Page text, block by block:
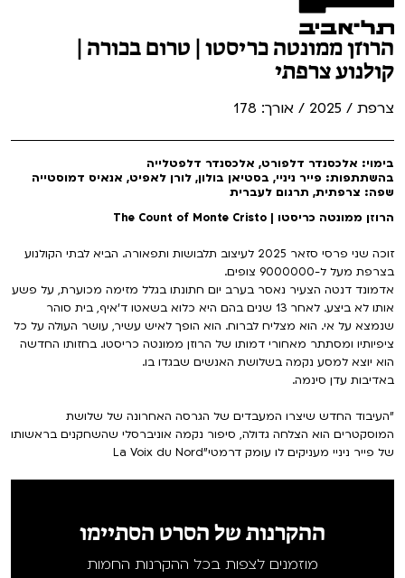
הרוזן ממונטה כריסטו | טרום בכורה |
קולנוע צרפתי
צרפת / 2025 / אורך: 178
בימוי: אלכסנדר דלפורט, אלכסנדר דלפטלייה
בהשתתפות: פייר ניניי, בסטיאן בולון, לורן לאפיט, אנאיס דמוסטייה
שפה: צרפתית, תרגום לעברית
הרוזן ממונטה כריסטו | The Count of Monte Cristo
זוכה שני פרסי סזאר 2025 לעיצוב תלבושות ותפאורה. הביא לבתי הקולנוע
בצרפת מעל ל-9000000 צופים.
אדמונד דנטה הצעיר נאסר בערב יום חתונתו בגלל מזימה מכוערת, על פשע
אותו לא ביצע. לאחר 13 שנים בהם היא כלוא בשאטו ד'איף, בית סוהר
שנמצא על אי. הוא מצליח לברוח. הוא הופך לאיש עשיר, עושר העולה על כל
ציפיותיו ומסתתר מאחורי דמותו של הרוזן ממונטה כריסטו. בחזותו החדשה
הוא יוצא למסע נקמה בשלושת האנשים שבגדו בו.
באדיבות עדן סינמה.
"העיבוד החדש שיצרו המעבדים של הגרסה האחרונה של שלושת
המוסקטרים הוא הצלחה גדולה, סיפור נקמה אוניברסלי שהשחקנים בראשותו
של פייר ניניי מעניקים לו עומק דרמטי"La Voix du Nord
ההקרנות של הסרט הסתיימו
מוזמנים לצפות בכל ההקרנות החמות